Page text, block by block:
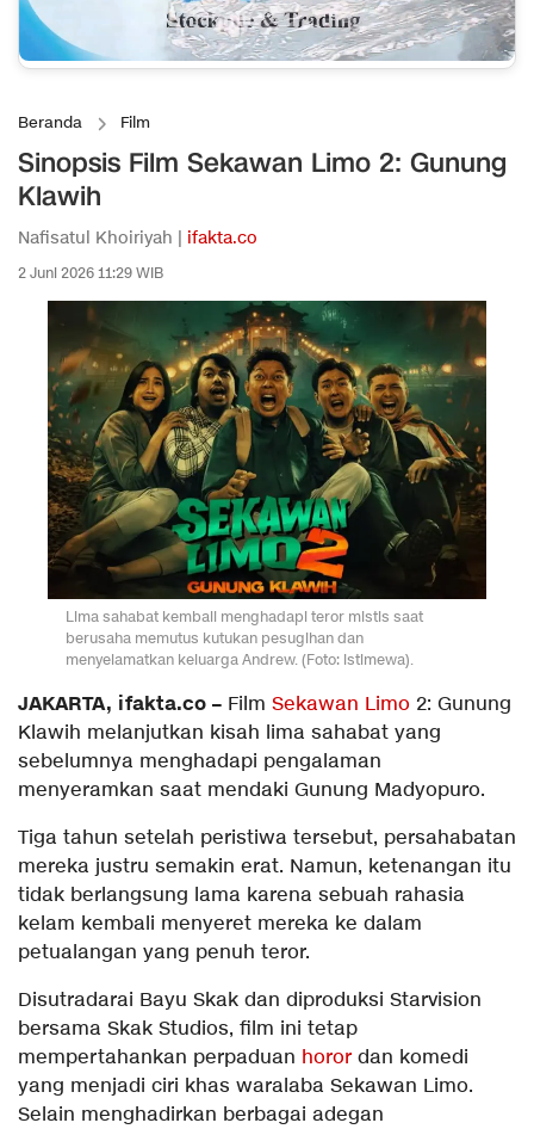
Beranda Film
Sinopsis Film Sekawan Limo 2: Gunung
Klawih
Nafisatul Khoiriyah | ifakta.co
2 Juni 2026 11:29 WIB
Lima sahabat kembali menghadapi teror mistis saat
berusaha memutus kutukan pesugihan dan
menyelamatkan keluarga Andrew. (Foto: istimewa).
JAKARTA, ifakta.co – Film Sekawan Limo 2: Gunung
Klawih melanjutkan kisah lima sahabat yang
sebelumnya menghadapi pengalaman
menyeramkan saat mendaki Gunung Madyopuro.
Tiga tahun setelah peristiwa tersebut, persahabatan
mereka justru semakin erat. Namun, ketenangan itu
tidak berlangsung lama karena sebuah rahasia
kelam kembali menyeret mereka ke dalam
petualangan yang penuh teror.
Disutradarai Bayu Skak dan diproduksi Starvision
bersama Skak Studios, film ini tetap
mempertahankan perpaduan horor dan komedi
yang menjadi ciri khas waralaba Sekawan Limo.
Selain menghadirkan berbagai adegan